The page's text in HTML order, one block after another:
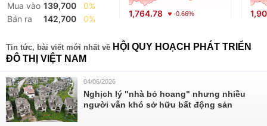
Mua vào 139,700
0%
Bán ra
142,700 0%
1,764.78 -0.66%
Tin tức, bài viết mới nhất về HỘI QUY HOẠCH PHÁT TRIỂN
ĐÔ THỊ VIỆT NAM
04/06/2026
Nghịch lý "nhà bỏ hoang" nhưng nhiều
người vẫn khó sở hữu bất động sản